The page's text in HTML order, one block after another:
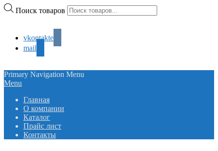
Поиск товаров
vkontakte
mail
Primary Navigation Menu
Menu
Главная
О компании
Каталог
Прайс лист
Контакты